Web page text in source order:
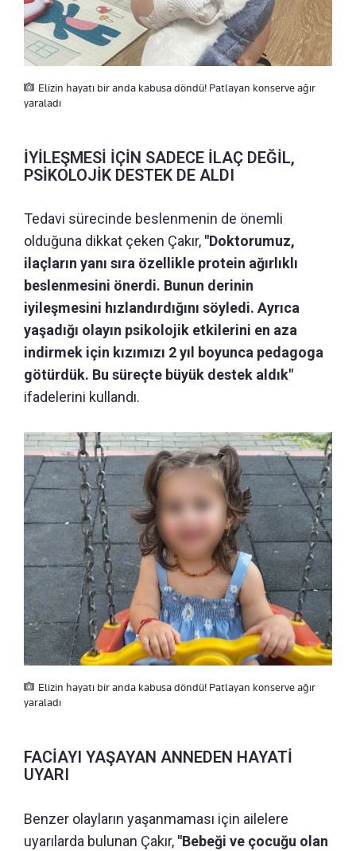
Elizin hayatı bir anda kabusa döndü! Patlayan konserve ağır
yaraladı
İYİLEŞMESİ İÇİN SADECE İLAÇ DEĞİL,
PSİKOLOJİK DESTEK DE ALDI
Tedavi sürecinde beslenmenin de önemli
olduğuna dikkat çeken Çakır, "Doktorumuz,
ilaçların yanı sıra özellikle protein ağırlıklı
beslenmesini önerdi. Bunun derinin
iyileşmesini hızlandırdığını söyledi. Ayrıca
yaşadığı olayın psikolojik etkilerini en aza
indirmek için kızımızı 2 yıl boyunca pedagoga
götürdük. Bu süreçte büyük destek aldık"
ifadelerini kullandı.
Elizin hayatı bir anda kabusa döndü! Patlayan konserve ağır
yaraladı
FACİAYI YAŞAYAN ANNEDEN HAYATİ
UYARI
Benzer olayların yaşanmaması için ailelere
uyarılarda bulunan Çakır, "Bebeği ve çocuğu olan